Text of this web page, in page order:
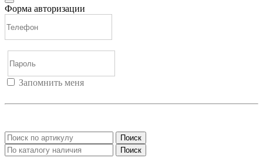
Форма авторизации
Запомнить меня
Поиск
Поиск